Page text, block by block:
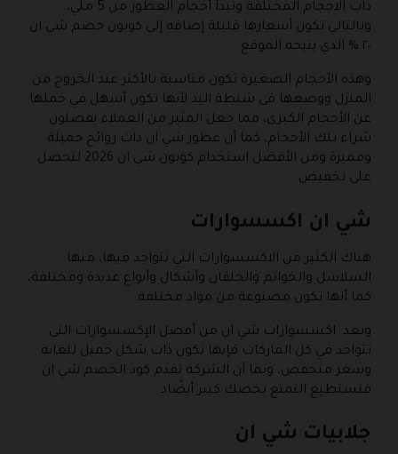
ذات الاحجام المختلفة وتبدأ أحجام العطور من 5 ملي،
وبالتالي تكون أسعارها قليلة إضافة إلى كوبون خصم شي ان
٢٠ % الذي يتيحه الموقع.
وهذه الأحجام الصغيرة تكون مناسبة بالأكثر عند الخروج من
المنزل ووضعها في شنطة اليد لأنها تكون أسهل في حملها
عن الأحجام الكبرى، مما جعل المثير من العملاء يفضلون
شراء تلك الأحجام، كما أن عطور شي ان ذات روائح جميلة
ومميزة ومن الأفضل استخدام كوبون شي ان 2026 لتحصل
على تخفيض.
شي ان اكسسوارات
هناك الكثير من الاكسسوارات التي تتواجد فيها، منها
السلاسل والخواتم والحلقان وأشكال وأنواع عديدة ومختلفة،
كما أنها تكون مصنوعة من مواد مختلفة.
وتعد اكسسوارات شي ان من أفضل الإكسسوارات التي
تتواجد في كل الماركات فإنها تكون ذات شكل جميل للغايه
وسعر منخفض، وبما أن الشركة تقدم كود الخصم شي ان
فتستطيع التمتع بخصك كبير أيضًاد
جلابيات شي ان